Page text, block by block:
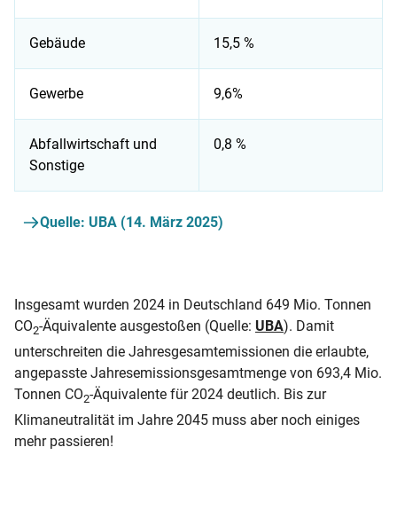
Gebäude 15,5 %
Gewerbe 9,6%
Abfallwirtschaft und
Sonstige
0,8 %
Quelle: UBA (14. März 2025)
Insgesamt wurden 2024 in Deutschland 649 Mio. Tonnen
CO2-Äquivalente ausgestoßen (Quelle: UBA). Damit
unterschreiten die Jahresgesamtemissionen die erlaubte,
angepasste Jahresemissionsgesamtmenge von 693,4 Mio.
Tonnen CO2-Äquivalente für 2024 deutlich. Bis zur
Klimaneutralität im Jahre 2045 muss aber noch einiges
mehr passieren!